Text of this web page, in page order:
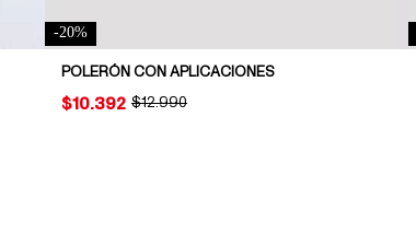
-20%
POLERÓN CON APLICACIONES
ORIGINAL PRICE:
$12.990
PRICE:
$10.392